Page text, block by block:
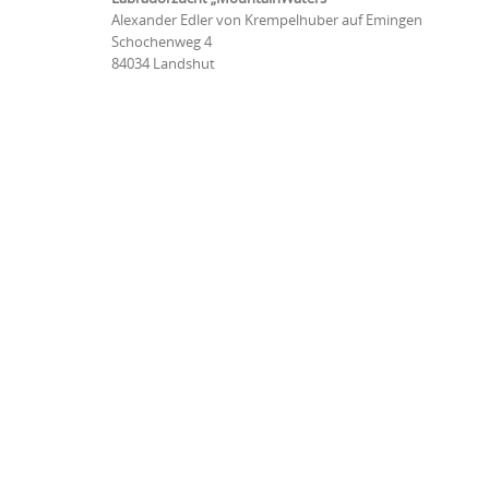
Alexander Edler von Krempelhuber auf Emingen
Schochenweg 4
84034 Landshut